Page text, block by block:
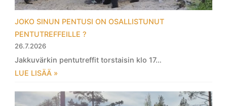
JOKO SINUN PENTUSI ON OSALLISTUNUT
PENTUTREFFEILLE ?
26.7.2026
Jakkuvärkin pentutreffit torstaisin klo 17…
LUE LISÄÄ »